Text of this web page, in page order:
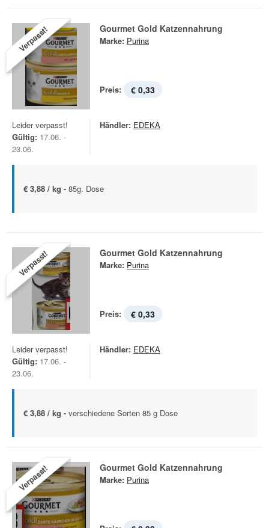
Verpasst! Gourmet Gold Katzennahrung
Marke: Purina
Preis: € 0,33
Leider verpasst!
Gültig: 17.06. -
23.06.
Händler: EDEKA
€ 3,88 / kg - 85g. Dose
Verpasst! Gourmet Gold Katzennahrung
Marke: Purina
Preis: € 0,33
Leider verpasst!
Gültig: 17.06. -
23.06.
Händler: EDEKA
€ 3,88 / kg - verschiedene Sorten 85 g Dose
Verpasst! Gourmet Gold Katzennahrung
Marke: Purina